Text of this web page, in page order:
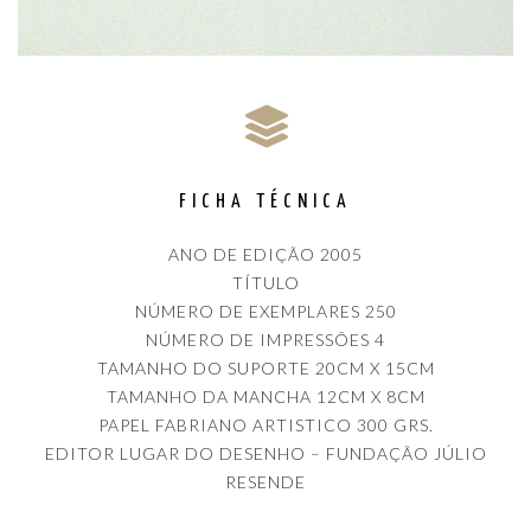
FICHA TÉCNICA
ANO DE EDIÇÃO 2005
TÍTULO
NÚMERO DE EXEMPLARES 250
NÚMERO DE IMPRESSÕES 4
TAMANHO DO SUPORTE 20CM X 15CM
TAMANHO DA MANCHA 12CM X 8CM
PAPEL FABRIANO ARTISTICO 300 GRS.
EDITOR LUGAR DO DESENHO – FUNDAÇÃO JÚLIO
RESENDE